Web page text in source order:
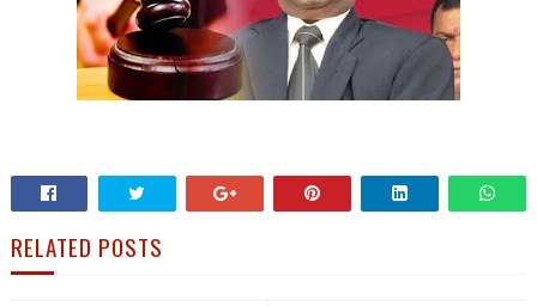
RELATED POSTS